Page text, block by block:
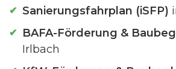
Sanierungsfahrplan (iSFP)
BAFA-Förderung &
Irlbach